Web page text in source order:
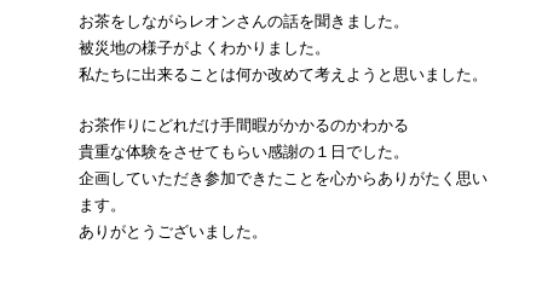
お茶をしながらレオンさんの話を聞きました。
被災地の様子がよくわかりました。
私たちに出来ることは何か改めて考えようと思いました。
お茶作りにどれだけ手間暇がかかるのかわかる
貴重な体験をさせてもらい感謝の１日でした。
企画していただき参加できたことを心からありがたく思い
ます。
ありがとうございました。